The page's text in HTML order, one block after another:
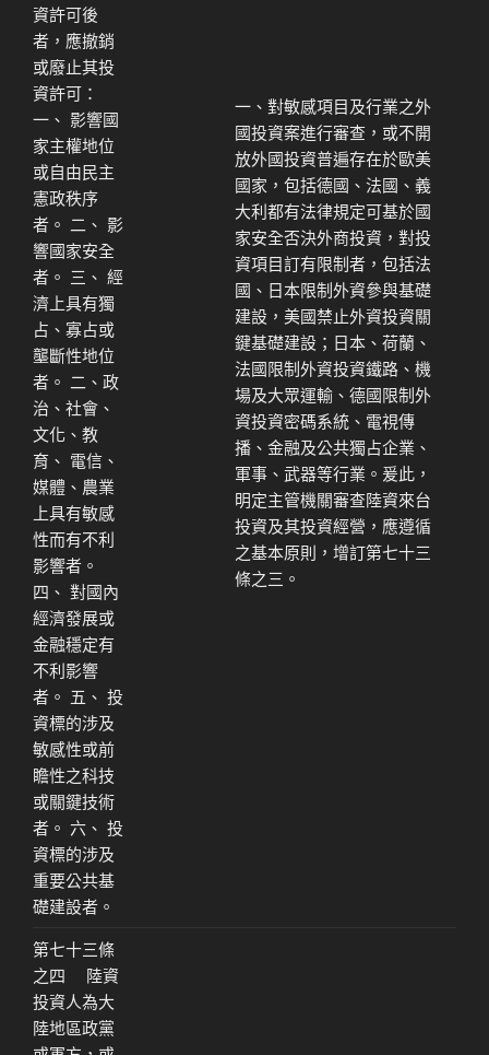
資許可後
者，應撤銷
或廢止其投
資許可：
一、 影響國
家主權地位
或自由民主
憲政秩序
者。 二、 影
響國家安全
者。 三、 經
濟上具有獨
占、寡占或
壟斷性地位
者。 二、政
治、社會、
文化、教
育、 電信、
媒體、農業
上具有敏感
性而有不利
影響者。
四、 對國內
經濟發展或
金融穩定有
不利影響
者。 五、 投
資標的涉及
敏感性或前
瞻性之科技
或關鍵技術
者。 六、 投
資標的涉及
重要公共基
礎建設者。
一、對敏感項目及行業之外
國投資案進行審查，或不開
放外國投資普遍存在於歐美
國家，包括德國、法國、義
大利都有法律規定可基於國
家安全否決外商投資，對投
資項目訂有限制者，包括法
國、日本限制外資參與基礎
建設，美國禁止外資投資關
鍵基礎建設；日本、荷蘭、
法國限制外資投資鐵路、機
場及大眾運輸、德國限制外
資投資密碼系統、電視傳
播、金融及公共獨占企業、
軍事、武器等行業。爰此，
明定主管機關審查陸資來台
投資及其投資經營，應遵循
之基本原則，增訂第七十三
條之三。
第七十三條
之四 陸資
投資人為大
陸地區政黨